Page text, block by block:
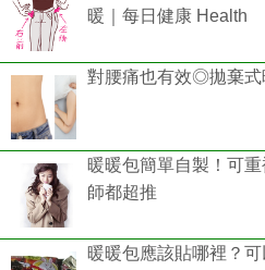
暖｜每日健康 Health
對腰痛也有效◎拋棄式
暖暖包簡單自製！可
師都超推
暖暖包應該貼哪裡？